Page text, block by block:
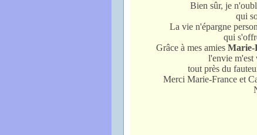
Bien sûr, je
qui
La vie n'épargne
qui
Grâce à mes amies Marie-
l'envie m'est
tout près du
Merci Marie-France et